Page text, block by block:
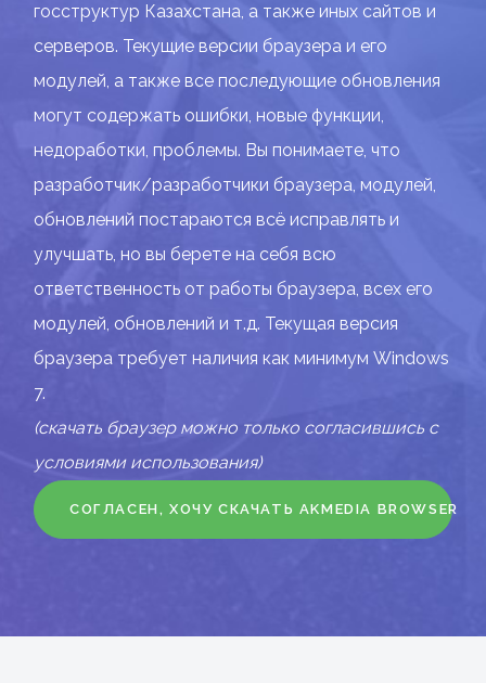
госструктур Казахстана, а также иных сайтов и
серверов. Текущие версии браузера и его
модулей, а также все последующие обновления
могут содержать ошибки, новые функции,
недоработки, проблемы. Вы понимаете, что
разработчик/разработчики браузера, модулей,
обновлений постараются всё исправлять и
улучшать, но вы берете на себя всю
ответственность от работы браузера, всех его
модулей, обновлений и т.д. Текущая версия
браузера требует наличия как минимум Windows
7.
(скачать браузер можно только согласившись с
условиями использования)
СОГЛАСЕН, ХОЧУ СКАЧАТЬ AKMEDIA BROWSER